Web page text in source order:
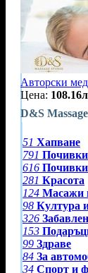
Авторски
Цена:
D&S
51 Хапване
791
616
281 Красота
124 Масажи
98 Култура
326
153
99 Здраве
84 За
34 Спорт и